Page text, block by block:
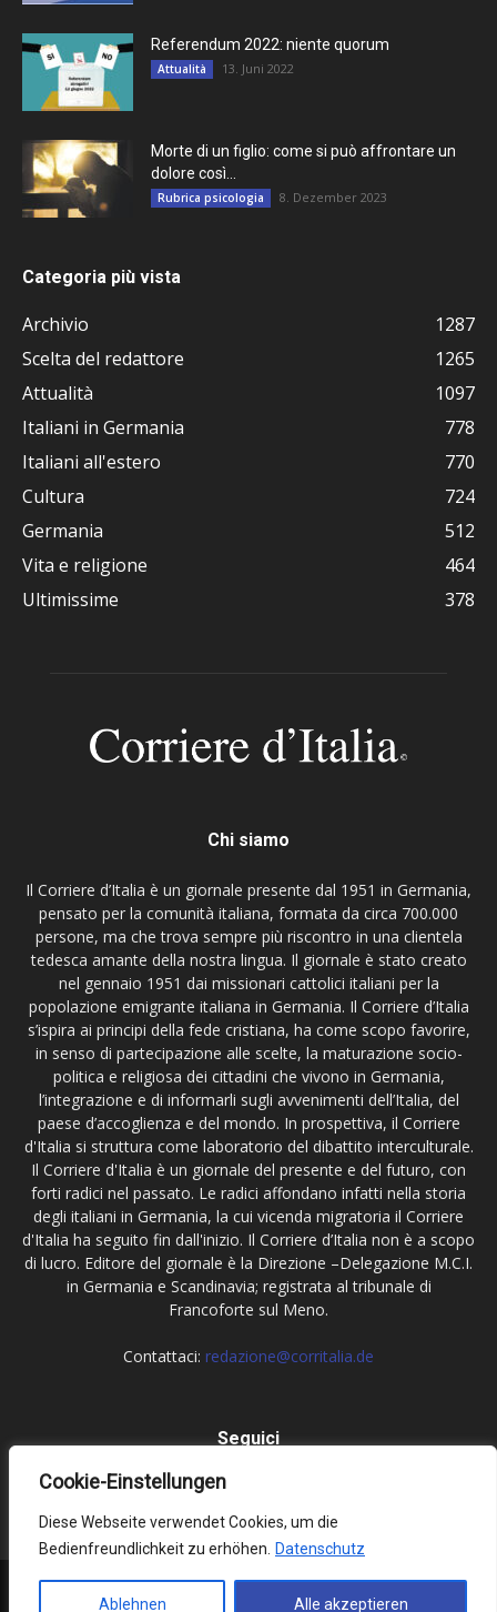
Cookie-Einstellungen
Diese Webseite verwendet Cookies, um die
Bedienfreundlichkeit zu erhöhen.
Datenschutz
Ablehnen Alle akzeptieren
Referendum 2022: niente quorum
Attualità 13. Juni 2022
Morte di un figlio: come si può affrontare un
dolore così...
Rubrica psicologia 8. Dezember 2023
Categoria più vista
Archivio
1287
Scelta del redattore
1265
Attualità
1097
Italiani in Germania
778
Italiani all'estero
770
Cultura
724
Germania
512
Vita e religione
464
Ultimissime
378
Chi siamo
Il Corriere d’Italia è un giornale presente dal 1951 in Germania,
pensato per la comunità italiana, formata da circa 700.000
persone, ma che trova sempre più riscontro in una clientela
tedesca amante della nostra lingua. Il giornale è stato creato
nel gennaio 1951 dai missionari cattolici italiani per la
popolazione emigrante italiana in Germania. Il Corriere d’Italia
s’ispira ai principi della fede cristiana, ha come scopo favorire,
in senso di partecipazione alle scelte, la maturazione socio-
politica e religiosa dei cittadini che vivono in Germania,
l’integrazione e di informarli sugli avvenimenti dell’Italia, del
paese d’accoglienza e del mondo. In prospettiva, il Corriere
d'Italia si struttura come laboratorio del dibattito interculturale.
Il Corriere d'Italia è un giornale del presente e del futuro, con
forti radici nel passato. Le radici affondano infatti nella storia
degli italiani in Germania, la cui vicenda migratoria il Corriere
d'Italia ha seguito fin dall'inizio. Il Corriere d’Italia non è a scopo
di lucro. Editore del giornale è la Direzione –Delegazione M.C.I.
in Germania e Scandinavia; registrata al tribunale di
Francoforte sul Meno.
Contattaci: redazione@corritalia.de
Seguici
Impressum Datenschutz